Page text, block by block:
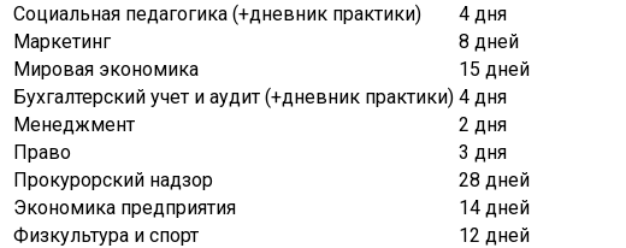
Социальная педагогика (+дневник практики)
4 дня
Маркетинг
8 дней
Мировая экономика
15 дней
Бухгалтерский учет и аудит (+дневник практики) 4 дня
Менеджмент
2 дня
Право
3 дня
Прокурорский надзор
28 дней
Экономика предприятия
14 дней
Физкультура и спорт
12 дней